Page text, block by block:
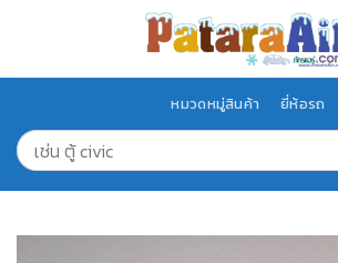
หมวดหมู่สินค้า ยี่ห้อรถ